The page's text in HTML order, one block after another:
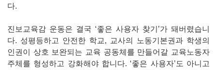
다.
진보교육감 운동은 결국 ‘좋은 사용자 찾기’가 돼버렸습니
다. 성평등하고 안전한 학교, 교사의 노동기본권과 학생의
인권이 상호 보완되는 교육 공동체를 만들어갈 교육노동자
주체를 형성하고 강화해야 합니다. ‘좋은 사용자’도 아니고